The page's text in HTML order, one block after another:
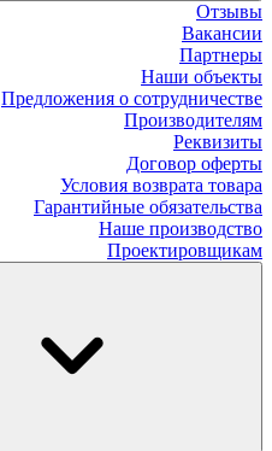
Отзывы
Вакансии
Партнеры
Наши объекты
Предложения о сотрудничестве
Производителям
Реквизиты
Договор оферты
Условия возврата товара
Гарантийные обязательства
Наше производство
Проектировщикам